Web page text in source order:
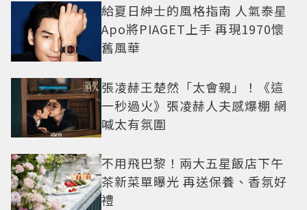
給夏日紳士的風格指南 人氣泰星
Apo將PIAGET上手 再現1970懷
舊風華
張凌赫王楚然「太會親」！《這
一秒過火》張凌赫人夫感爆棚 網
喊太有氛圍
不用飛巴黎！兩大五星飯店下午
茶新菜單曝光 再送保養、香氛好
禮